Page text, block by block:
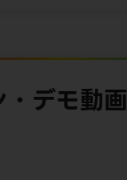
デモ動画